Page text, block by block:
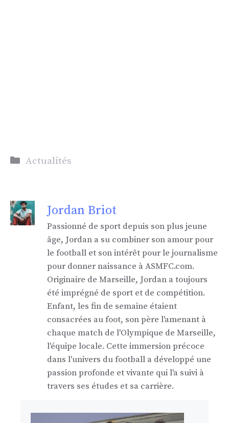
Catégories
Actualités
Jordan Briot
Passionné de sport depuis son plus jeune
âge, Jordan a su combiner son amour pour
le football et son intérêt pour le journalisme
pour donner naissance à ASMFC.com.
Originaire de Marseille, Jordan a toujours
été imprégné de sport et de compétition.
Enfant, les fin de semaine étaient
consacrées au foot, son père l'amenant à
chaque match de l'Olympique de Marseille,
l'équipe locale. Cette immersion précoce
dans l'univers du football a développé une
passion profonde et vivante qui l'a suivi à
travers ses études et sa carrière.